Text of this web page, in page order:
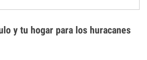
Evitar el agua estancada y
de carga de respaldo son
más efectivas.
y tu hogar para los huracanes